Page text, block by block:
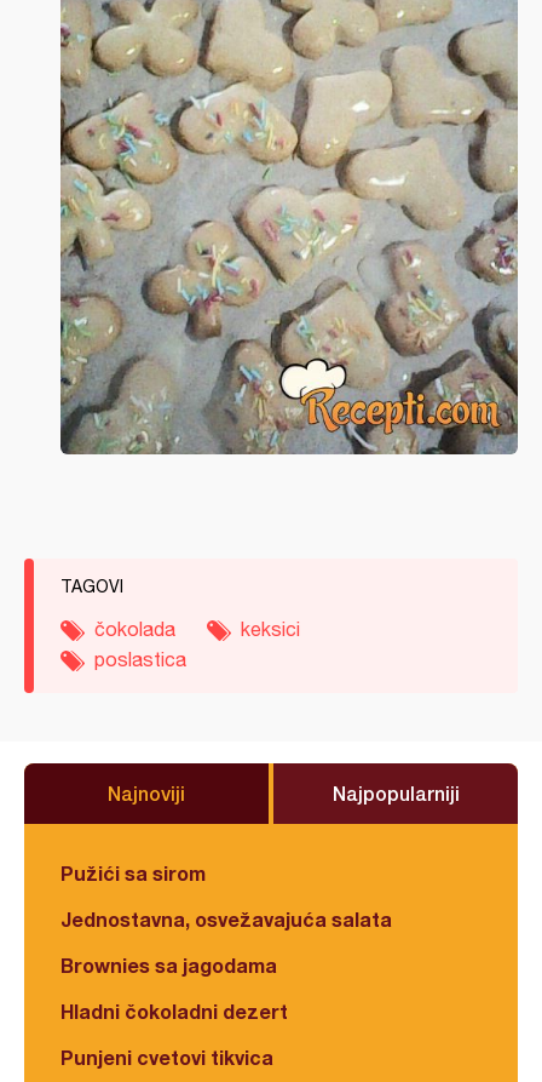
TAGOVI
čokolada
keksici
poslastica
Najnoviji Najpopularniji
Pužići sa sirom
Jednostavna, osvežavajuća salata
Brownies sa jagodama
Hladni čokoladni dezert
Punjeni cvetovi tikvica